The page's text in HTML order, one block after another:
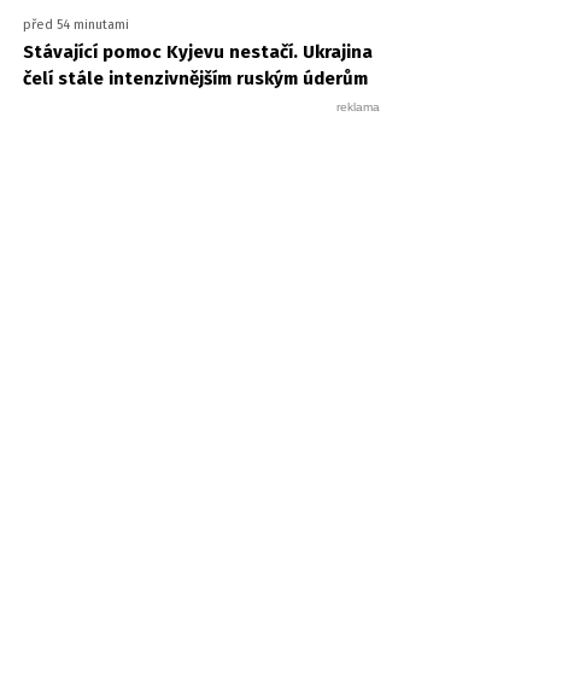
před 54 minutami
Stávající pomoc Kyjevu nestačí. Ukrajina
čelí stále intenzivnějším ruským úderům